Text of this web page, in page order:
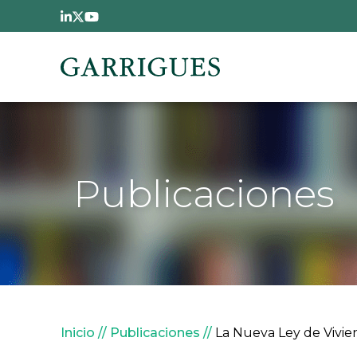
Pasar al contenido principal
Publicaciones
Sobrescribir enlaces de
Inicio Publicaciones La Nueva Ley de